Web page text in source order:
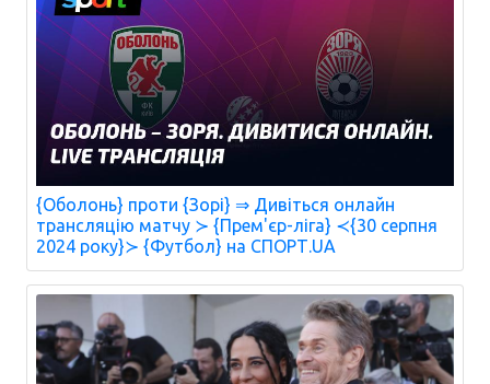
{Оболонь} проти {Зорі} ⇒ Дивіться онлайн
трансляцію матчу ≻ {Прем'єр-ліга} ≺{30 серпня
2024 року}≻ {Футбол} на СПОРТ.UA